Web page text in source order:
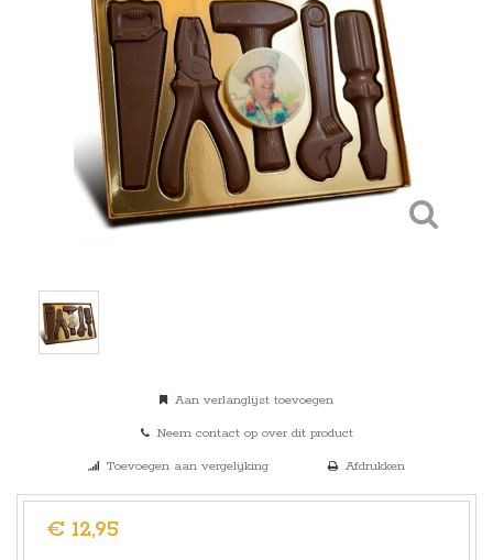
Aan verlanglijst toevoegen
Neem contact op over dit product
Toevoegen aan vergelijking
Afdrukken
€ 12,95